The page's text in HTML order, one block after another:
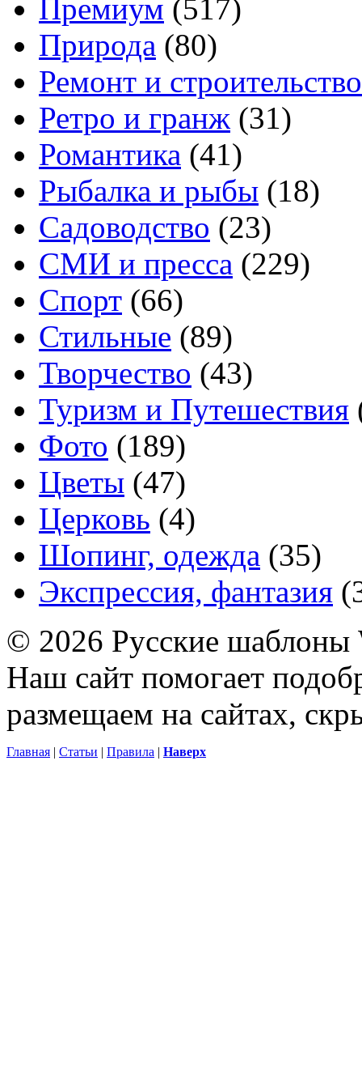
Премиум (517)
Природа (80)
Ремонт и строительство
Ретро и гранж (31)
Романтика (41)
Рыбалка и рыбы (18)
Садоводство (23)
СМИ и пресса (229)
Спорт (66)
Стильные (89)
Творчество (43)
Туризм и Путешествия
Фото (189)
Цветы (47)
Церковь (4)
Шопинг, одежда (35)
Экспрессия, фантазия
© 2026 Русские шаблоны
Наш сайт помогает
размещаем на сайтах,
Главная | Статьи | Правила | Наверх